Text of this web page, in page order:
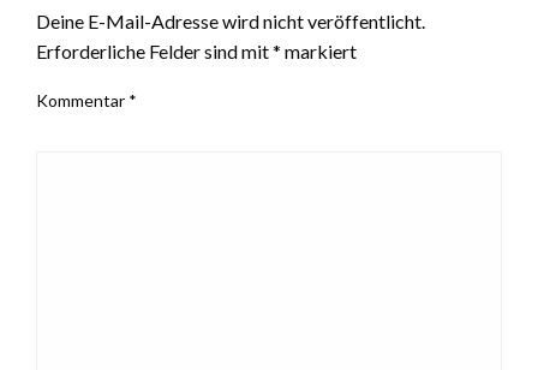
Deine E-Mail-Adresse wird nicht veröffentlicht.
Erforderliche Felder sind mit* markiert
Kommentar *